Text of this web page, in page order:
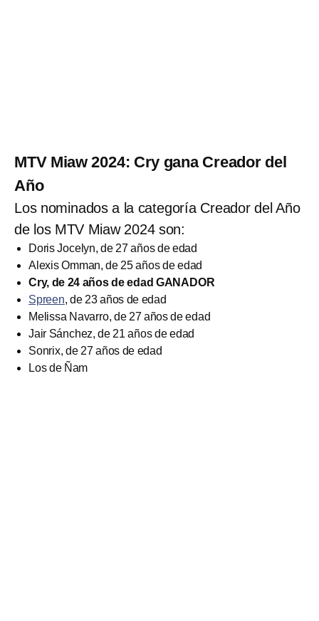
MTV Miaw 2024: Cry gana Creador del
Año
Los nominados a la categoría Creador del Año
de los MTV Miaw 2024 son:
Doris Jocelyn, de 27 años de edad
Alexis Omman, de 25 años de edad
Cry, de 24 años de edad GANADOR
Spreen, de 23 años de edad
Melissa Navarro, de 27 años de edad
Jair Sánchez, de 21 años de edad
Sonrix, de 27 años de edad
Los de Ñam